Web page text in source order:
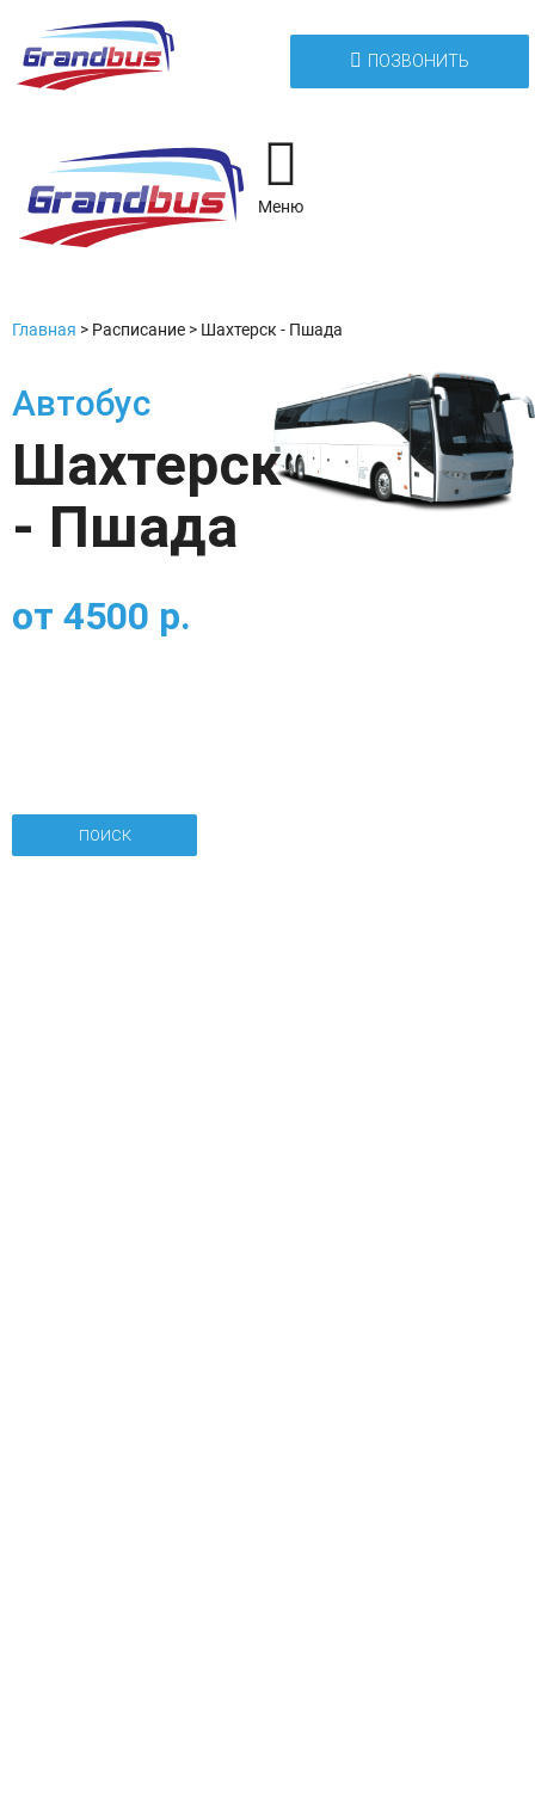
ПОЗВОНИТЬ
Меню
Главная > Расписание > Шахтерск - Пшада
Автобус
Шахтерск
- Пшада
от 4500 р.
ПОИСК